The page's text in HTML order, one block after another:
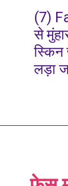
(7)
से
लड़ा